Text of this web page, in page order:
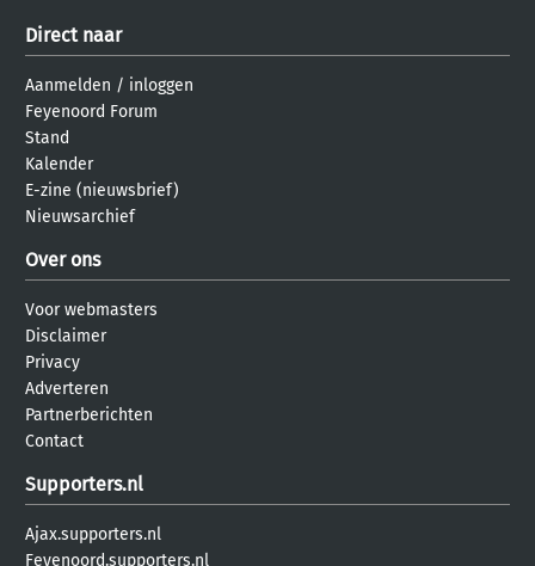
Direct naar
Aanmelden / inloggen
Feyenoord Forum
Stand
Kalender
E-zine (nieuwsbrief)
Nieuwsarchief
Over ons
Voor webmasters
Disclaimer
Privacy
Adverteren
Partnerberichten
Contact
Supporters.nl
Ajax.supporters.nl
Feyenoord.supporters.nl